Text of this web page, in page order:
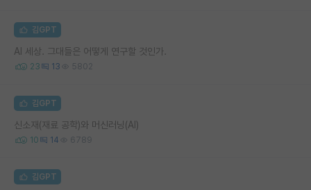
김GPT
AI 세상. 그대들은 어떻게 연구할 것인가.
23 13 5802
김GPT
신소재(재료 공학)와 머신러닝(AI)
10 14 6789
김GPT